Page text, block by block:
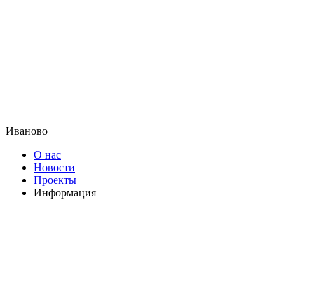
Иваново
О нас
Новости
Проекты
Информация